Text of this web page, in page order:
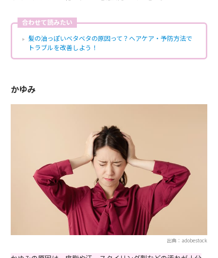
合わせて読みたい
髪の油っぽいベタベタの原因って？ヘアケア・予防方法で
トラブルを改善しよう！
かゆみ
出典：adobestock